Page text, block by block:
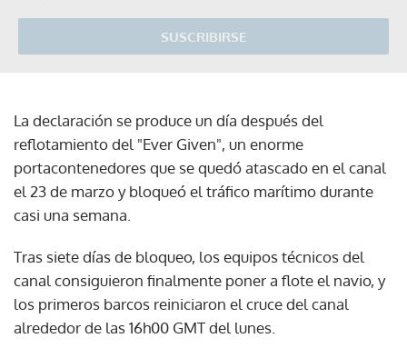
SUSCRIBIRSE
La declaración se produce un día después del
reflotamiento del "Ever Given", un enorme
portacontenedores que se quedó atascado en el canal
el 23 de marzo y bloqueó el tráfico marítimo durante
casi una semana.
Tras siete días de bloqueo, los equipos técnicos del
canal consiguieron finalmente poner a flote el navio, y
los primeros barcos reiniciaron el cruce del canal
alrededor de las 16h00 GMT del lunes.